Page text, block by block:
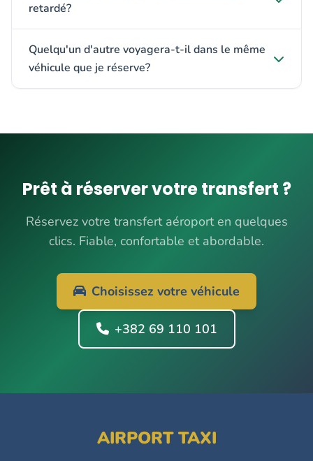
retardé?
Quelqu'un d'autre voyagera-t-il dans le même
véhicule que je réserve?
Prêt à réserver votre transfert ?
Réservez votre transfert aéroport en quelques
clics. Fiable, confortable et abordable.
Choisissez votre véhicule
+382 69 110 101
AIRPORT TAXI